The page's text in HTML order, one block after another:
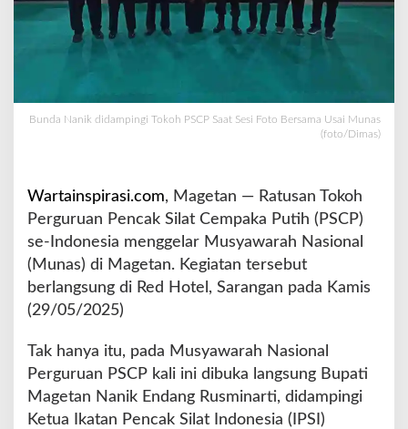
s
P
u
r
P
S
P
P
u
s
M
a
g
Bunda Nanik didampingi Tokoh PSCP Saat Sesi Foto Bersama Usai Munas
(foto/Dimas)
Wartainspirasi.com, Magetan — Ratusan Tokoh
Perguruan Pencak Silat Cempaka Putih (PSCP)
se-Indonesia menggelar Musyawarah Nasional
(Munas) di Magetan. Kegiatan tersebut
berlangsung di Red Hotel, Sarangan pada Kamis
(29/05/2025)
Tak hanya itu, pada Musyawarah Nasional
Perguruan PSCP kali ini dibuka langsung Bupati
Magetan Nanik Endang Rusminarti, didampingi
Ketua Ikatan Pencak Silat Indonesia (IPSI)